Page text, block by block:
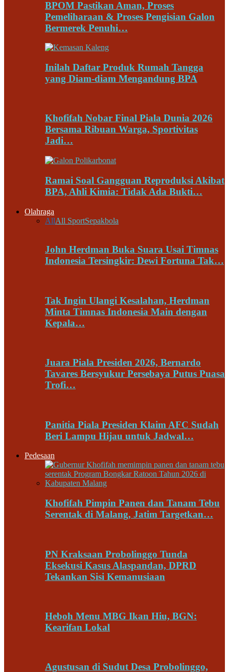
BPOM Pastikan Aman, Proses
Pemeliharaan & Proses Pengisian Galon
Bermerek Penuhi…
Inilah Daftar Produk Rumah Tangga
yang Diam-diam Mengandung BPA
Khofifah Nobar Final Piala Dunia 2026
Bersama Ribuan Warga, Sportivitas
Jadi…
Ramai Soal Gangguan Reproduksi Akibat
BPA, Ahli Kimia: Tidak Ada Bukti…
Olahraga
AllAll SportSepakbola
John Herdman Buka Suara Usai Timnas
Indonesia Tersingkir: Dewi Fortuna Tak…
Tak Ingin Ulangi Kesalahan, Herdman
Minta Timnas Indonesia Main dengan
Kepala…
Juara Piala Presiden 2026, Bernardo
Tavares Bersyukur Persebaya Putus Puasa
Trofi…
Panitia Piala Presiden Klaim AFC Sudah
Beri Lampu Hijau untuk Jadwal…
Pedesaan
Khofifah Pimpin Panen dan Tanam Tebu
Serentak di Malang, Jatim Targetkan…
PN Kraksaan Probolinggo Tunda
Eksekusi Kasus Alaspandan, DPRD
Tekankan Sisi Kemanusiaan
Heboh Menu MBG Ikan Hiu, BGN:
Kearifan Lokal
Agustusan di Sudut Desa Probolinggo,